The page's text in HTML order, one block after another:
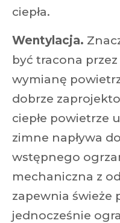
ciepła.
Wentylacja.
być tracona
wymianę
dobrze
ciepłe powietrze
zimne napływa
wstępnego
mechaniczna z
zapewnia świeże
jednocześnie